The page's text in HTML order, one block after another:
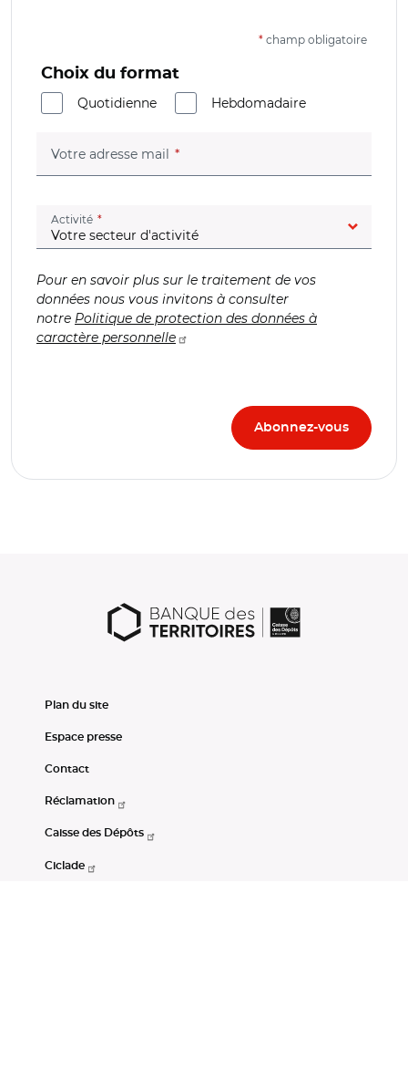
* champ obligatoire
Choix du format
Quotidienne
Hebdomadaire
Votre adresse mail (champ obligatoire)
Activité (champ obligatoire)
Pour en savoir plus sur le traitement de vos
données nous vous invitons à consulter
notre Politique de protection des données à
caractère personnelle
Plan du site
Espace presse
Contact
Réclamation
Caisse des Dépôts
Ciclade